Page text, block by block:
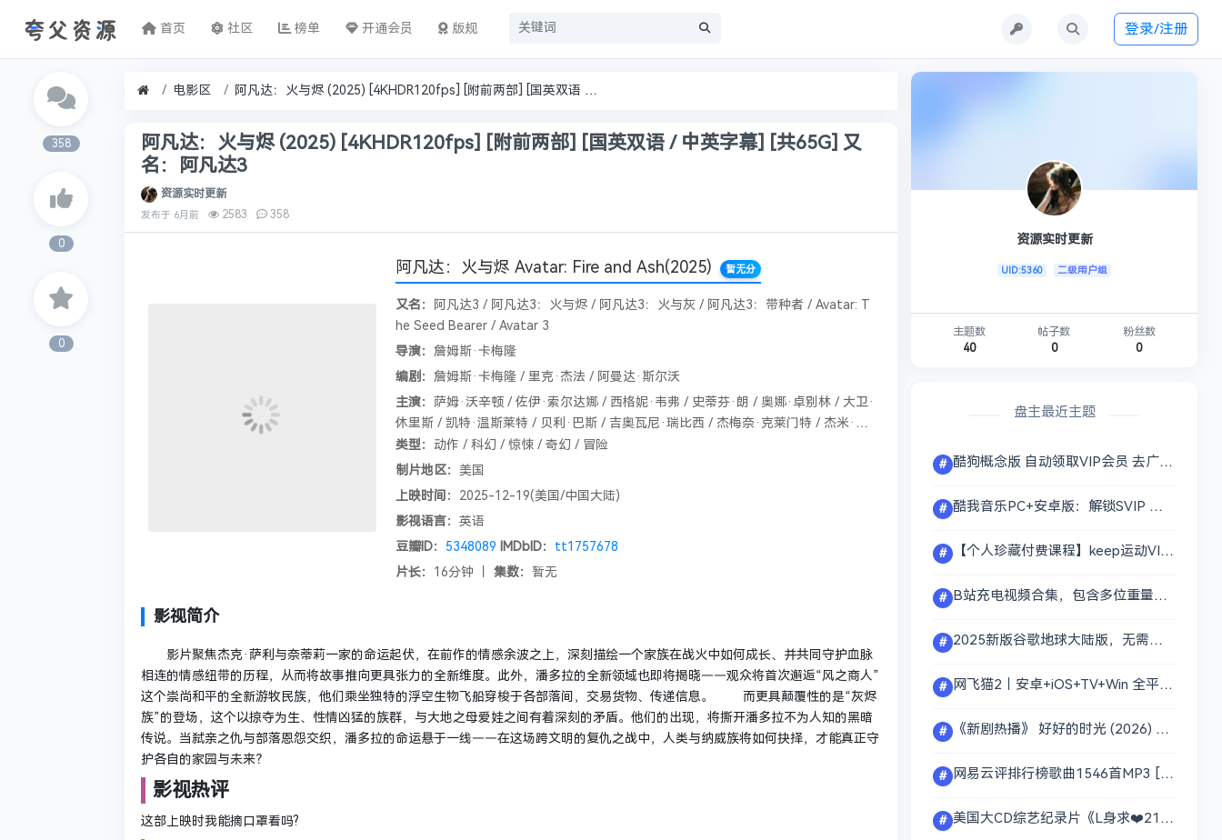
首页 社区 榜单 开通会员 版规 登录/注册
358
0
0
电影区 阿凡达：火与烬 (2025) [4KHDR120fps] [附前两部] [国英双语 / 中英字幕] [共65G] 又名：阿凡达3
阿凡达：火与烬 (2025) [4KHDR120fps] [附前两部] [国英双语 / 中英字幕] [共65G] 又
名：阿凡达3
资源实时更新
发布于 6月前 2583 358
阿凡达：火与烬 Avatar: Fire and Ash(2025) 暂无分
又名：
阿凡达3 / 阿凡达3：火与烬 / 阿凡达3：火与灰 / 阿凡达3：带种者 / Avatar: T
he Seed Bearer‎ / Avatar 3
导演： 詹姆斯·卡梅隆
编剧： 詹姆斯·卡梅隆 / 里克·杰法 / 阿曼达·斯尔沃
主演： 萨姆·沃辛顿 / 佐伊·索尔达娜 / 西格妮·韦弗 / 史蒂芬·朗 / 奥娜·卓别林 / 大卫·
休里斯 / 凯特·温斯莱特 / 贝利·巴斯 / 吉奥瓦尼·瑞比西 / 杰梅奈·克莱门特 / 杰米·福
雷特斯 / 埃迪·法可 / 克利夫·柯蒂斯 / 乔·大卫·摩尔 / 杰克·尚皮永 / 马特·杰拉德 / 科
斯顿·约翰 / 菲利普·盖廖 / 布里坦·道尔顿 / 特里尼蒂·布利斯 / 小杜安·埃文斯
类型： 动作 / 科幻 / 惊悚 / 奇幻 / 冒险
制片地区： 美国
上映时间： 2025-12-19(美国/中国大陆)
影视语言： 英语
豆瓣ID： 5348089 IMDbID： tt1757678
片长： 16分钟 丨 集数： 暂无
影视简介
影片聚焦杰克·萨利与奈蒂莉一家的命运起伏，在前作的情感余波之上，深刻描绘一个家族在战火中如何成长、并共同守护血脉
相连的情感纽带的历程，从而将故事推向更具张力的全新维度。此外，潘多拉的全新领域也即将揭晓——观众将首次邂逅“风之商人”
这个崇尚和平的全新游牧民族，他们乘坐独特的浮空生物飞船穿梭于各部落间，交易货物、传递信息。 而更具颠覆性的是“灰烬
族”的登场，这个以掠夺为生、性情凶猛的族群，与大地之母爱娃之间有着深刻的矛盾。他们的出现，将撕开潘多拉不为人知的黑暗
传说。当弑亲之仇与部落恩怨交织，潘多拉的命运悬于一线——在这场跨文明的复仇之战中，人类与纳威族将如何抉择，才能真正守
护各自的家园与未来？
影视热评
这部上映时我能摘口罩看吗?
资源实时更新
UID:5360 二级用户组
主题数
40
帖子数
0
粉丝数
0
盘主最近主题
# 酷狗概念版 自动领取VIP会员 去广告版解锁高级VIP 免费听付费音乐【438MB】
# 酷我音乐PC+安卓版：解锁SVIP 免费无损下载+在线试听【4.17GB】
# 【个人珍藏付费课程】keep运动VIP健身【付费class+会员精讲】（合集） [26.5G]
# B站充电视频合集，包含多位重量级up主，全是大佬真金白银买来的～【100GB】
# 2025新版谷歌地球大陆版，无需特殊网络即可免费丝滑体验【160.8MB】
# 网飞猫2｜安卓+iOS+TV+Win 全平台通用观影神器【112MB】
# 《新剧热播》 好好的时光 (2026) 【更新26集】【4K/HDR1080P】[2.7G/集]
# 网易云评排行榜歌曲1546首MP3 [13.6G]
# 美国大CD综艺纪录片《L身求❤️21天》荒岛求生，探索频道/原始生活21天恋人篇【31.3GB】